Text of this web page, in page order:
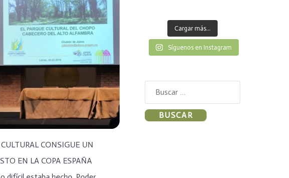
CONSIGUE UN
EN LA COPA ESPAÑA
Cargar más...
Síguenos en Instagram
Buscar: